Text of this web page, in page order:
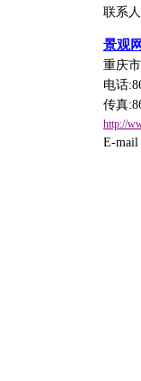
联系
景观网
重庆
电话
传真
http://
E-mail